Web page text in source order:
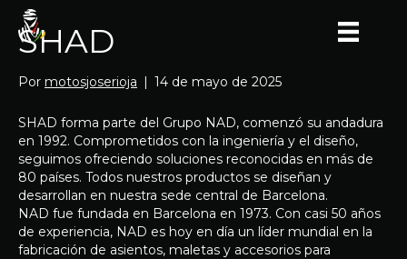
SHAD
Por motosjoserioja | 14 de mayo de 2025
SHAD forma parte del Grupo NAD, comenzó su andadura
en 1992. Comprometidos con la ingeniería y el diseño,
seguimos ofreciendo soluciones reconocidas en más de
80 países. Todos nuestros productos se diseñan y
desarrollan en nuestra sede central de Barcelona.
NAD fue fundada en Barcelona en 1973. Con casi 50 años
de experiencia, NAD es hoy en día un líder mundial en la
fabricación de asientos, maletas y accesorios para